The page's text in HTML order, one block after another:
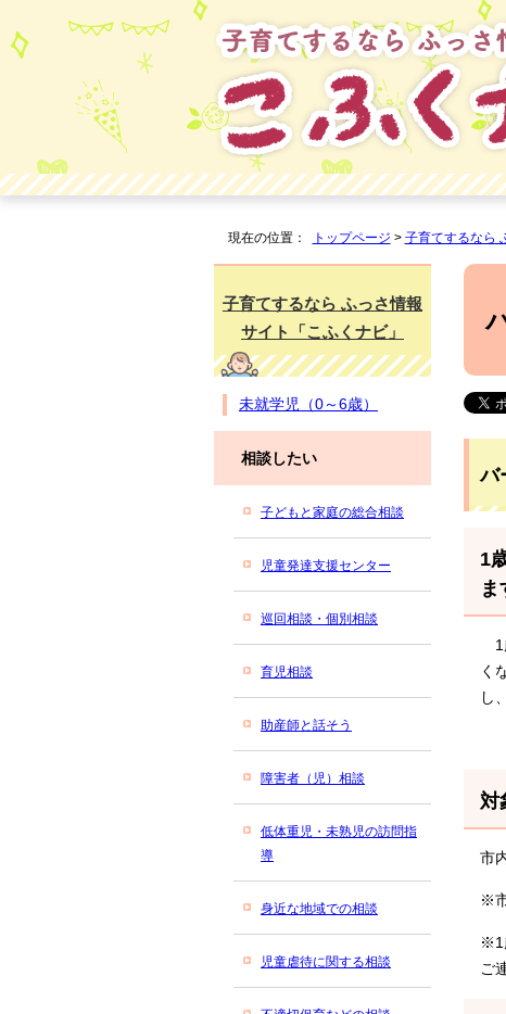
現在の位置： トップページ > 子育てするなら
バ
1
ま
1
く
し
対
市
※
※1
ご
子育てするなら ふっさ情報
サイト「こふくナビ」
未就学児（0～6歳）
相談したい
子どもと家庭の総合相談
児童発達支援センター
巡回相談・個別相談
育児相談
助産師と話そう
障害者（児）相談
低体重児・未熟児の訪問指
導
身近な地域での相談
児童虐待に関する相談